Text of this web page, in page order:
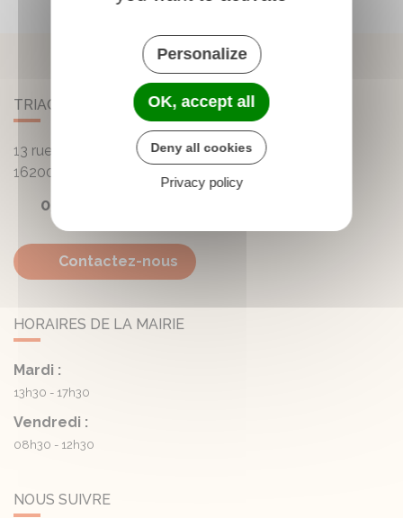
TRIAC-LAUTRAIT
13 rue de la Mairie - Lautrait
16200
05 45 81 05 41
Contactez-nous
HORAIRES DE LA MAIRIE
Mardi :
13h30 - 17h30
Vendredi :
08h30 - 12h30
NOUS SUIVRE
Personalize
OK, accept all
Deny all cookies
Privacy policy